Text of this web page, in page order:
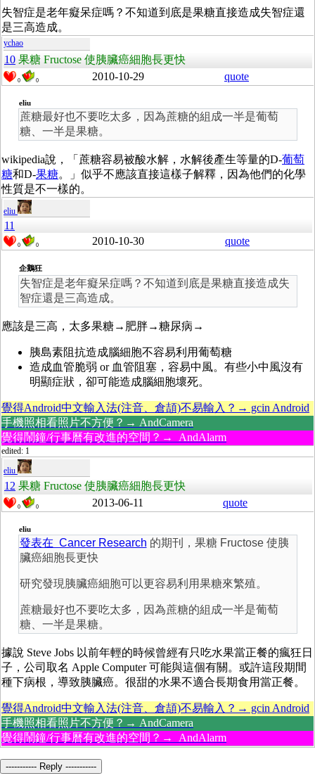
失智症是老年癡呆症嗎？不知道到底是果糖直接造成失智症還
是三高造成。
ychao
10 果糖 Fructose 使胰臟癌細胞長更快
0 0 2010-10-29 quote
eliu
蔗糖最好也不要吃太多，因為蔗糖的組成一半是葡萄
糖、一半是果糖。
wikipedia說，「蔗糖容易被酸水解，水解後產生等量的D-葡萄
糖和D-果糖。」似乎不應該直接這樣子解釋，因為他們的化學
性質是不一樣的。
eliu
11
0 0 2010-10-30 quote
企鵝狂
失智症是老年癡呆症嗎？不知道到底是果糖直接造成失
智症還是三高造成。
應該是三高，太多果糖→肥胖→糖尿病→
胰島素阻抗造成腦細胞不容易利用葡萄糖
造成血管脆弱 or 血管阻塞，容易中風。有些小中風沒有
明顯症狀，卻可能造成腦細胞壞死。
覺得Android中文輸入法(注音、倉頡)不易輸入？→ gcin Android
手機照相看照片不方便？→ AndCamera
覺得鬧鐘/行事曆有改進的空間？→ AndAlarm
edited: 1
eliu
12 果糖 Fructose 使胰臟癌細胞長更快
0 0 2013-06-11 quote
eliu
發表在 Cancer Research 的期刊，果糖 Fructose 使胰
臟癌細胞長更快
研究發現胰臟癌細胞可以更容易利用果糖來繁殖。
蔗糖最好也不要吃太多，因為蔗糖的組成一半是葡萄
糖、一半是果糖。
據說 Steve Jobs 以前年輕的時候曾經有只吃水果當正餐的瘋狂日
子，公司取名 Apple Computer 可能與這個有關。或許這段期間
種下病根，導致胰臟癌。很甜的水果不適合長期食用當正餐。
覺得Android中文輸入法(注音、倉頡)不易輸入？→ gcin Android
手機照相看照片不方便？→ AndCamera
覺得鬧鐘/行事曆有改進的空間？→ AndAlarm
----------- Reply -----------